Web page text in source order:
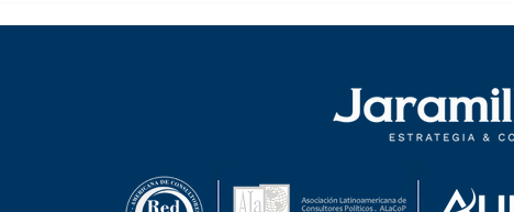
Zelanda da clases de media
servidores íntegros